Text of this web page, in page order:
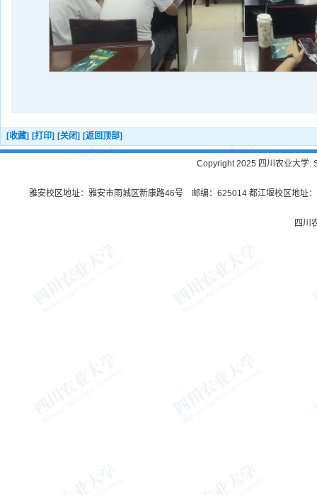
[收藏] [打印] [关闭] [返回顶部]
Copyright 2025 四川农业大学.
雅安校区地址：雅安市雨城区新康路46号 邮编：625014 都江堰校区地址
四川